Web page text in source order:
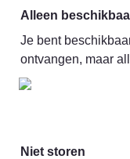
Alleen
Je bent
ontvangen, maar
Niet storen